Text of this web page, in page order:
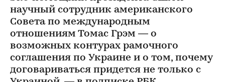
научный сотрудник американского
Совета по международным
отношениям Томас Грэм — о
возможных контурах рамочного
соглашения по Украине и о том, почему
договариваться придется не только с